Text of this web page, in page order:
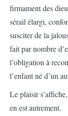
firmament des
sérail élargi,
susciter de la
fait par nombre
l’obligation à
l’enfant né d’un
Le plaisir
en est autrement.